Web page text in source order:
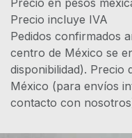
Precio
Pedidos confirmados
centro de México se
disponibilidad). Precio
México (para envíos
contacto con